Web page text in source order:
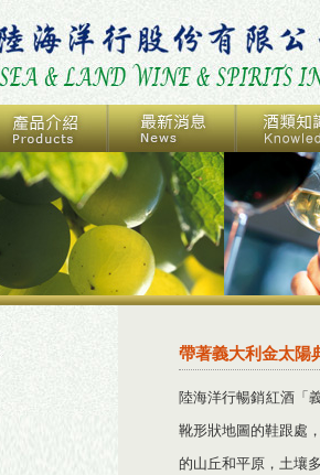
帶著義大利金太陽
陸海洋行暢銷紅酒「
靴形狀地圖的鞋跟處
的山丘和平原，土壤